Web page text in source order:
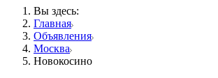
Вы здесь:
Главная
Объявления
Москва
Новокосино